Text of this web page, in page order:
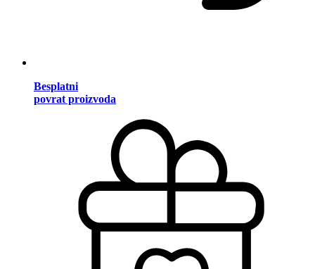
Besplatni
povrat proizvoda